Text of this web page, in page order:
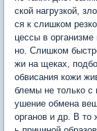
ской нагрузкой,
ся к слишком
цессы в
но. Слишком
жи на щеках,
обвисания кожи
блемы не только с
ушение обмена
органов и др. В то